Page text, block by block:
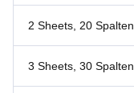
2 Sheets, 20 Spalten
3 Sheets, 30 Spalten